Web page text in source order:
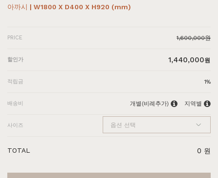
아까시 | W1800 X D400 X H920 (mm)
PRICE 1,600,000원
할인가 1,440,000원
적립금 1%
배송비 개별(비례추가) 지역별
사이즈
TOTAL 0 원